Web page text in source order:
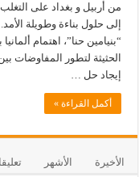
من أربيل و بغداد على التغلب
إلى حلول بناءة وطويلة
“بنيامين حنا”، اهتمام
الحثيثة لتطور المفاوضات
إيجاد حل …
أكمل القراءة »
الأخيرة الأشهر